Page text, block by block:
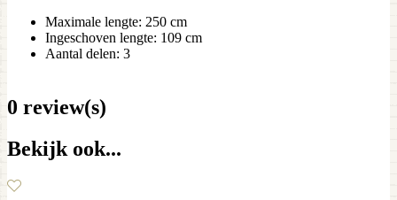
Maximale lengte: 250 cm
Ingeschoven lengte: 109 cm
Aantal delen: 3
0 review(s)
Bekijk ook...